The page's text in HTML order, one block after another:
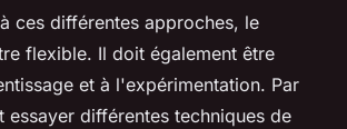
ces différentes approches, le
flexible. Il doit également être
et à l'expérimentation. Par
essayer différentes techniques de